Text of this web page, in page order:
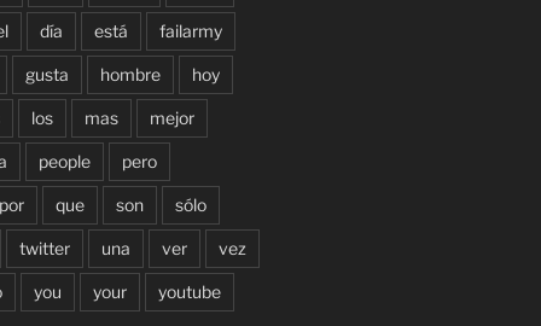
día está failarmy
gusta hombre hoy
los mas mejor
people pero
por que son sólo
twitter una ver vez
you your youtube